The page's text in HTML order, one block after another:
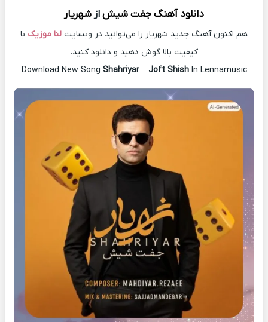
دانلود آهنگجفت شیشازشهریار
هم اکنون آهنگ جدید شهریار را می‌توانید در وبسایت لنا موزیک با
کیفیت بالا گوش دهید و دانلود کنید.
Download New Song Shahriyar– Joft ShishIn Lennamusic